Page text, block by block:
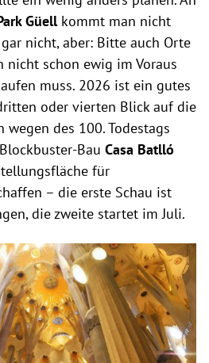
Güellkommt man nicht
nicht, aber: Bitte auch Orte
nicht schon ewig im Voraus
muss. 2026 ist ein gutes
oder vierten Blick auf die
wegen des 100. Todestags
Bau Casa Batlló
für
– die erste Schau ist
die zweite startet im Juli.